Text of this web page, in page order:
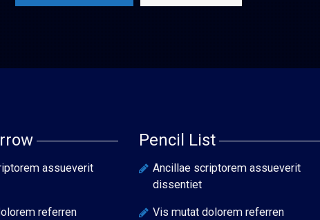
assueverit
referren
Pencil List
Ancillae scriptorem assueverit
dissentiet
Vis mutat dolorem referren